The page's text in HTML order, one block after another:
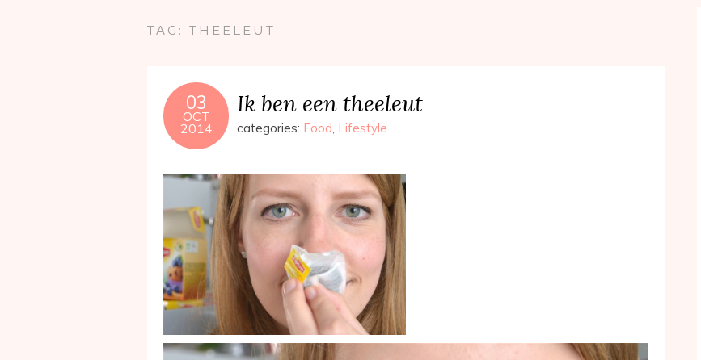
TAG:THEELEUT
03
OCT
2014
Ik ben een theeleut
categories: Food, Lifestyle